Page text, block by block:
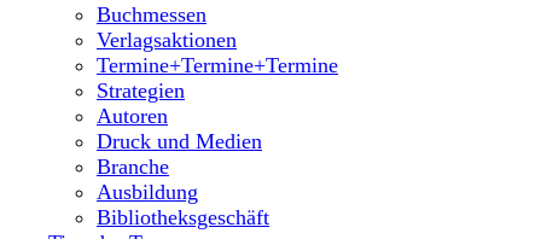
Buchmessen
Verlagsaktionen
Termine+Termine+Termine
Strategien
Autoren
Druck und Medien
Branche
Ausbildung
Bibliotheksgeschäft